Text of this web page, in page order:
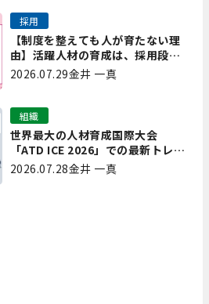
【制度を整えても人が育たない理
由】活躍人材の育成は、採用段階
で8割決まっている｜プレシャスパ
ートナーズ矢野
採用
2026.07.29金井 一真
世界最大の人材育成国際大会
「ATD ICE 2026」での最新トレン
ドと成功事例｜「重要で実用的
な、日本にも合う」ホットトピッ
組織
2026.07.28金井 一真